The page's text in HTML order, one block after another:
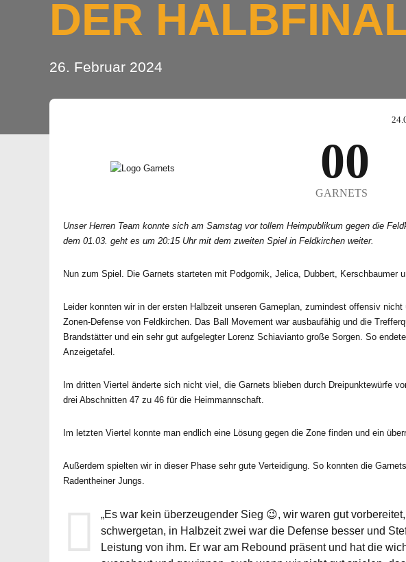
DER
26. Februar 2024
0
1
2
3
4
5
6
7
0
1
2
3
4
5
6
7
GARNETS
Unser Herren Team konnte sich am Samstag vor tollem Heimpublikum gegen die
dem 01.03. geht es um 20:15 Uhr mit dem zweiten Spiel in Feldkirchen weiter.
Nun zum Spiel. Die Garnets starteten mit Podgornik, Jelica, Dubbert,
Leider konnten wir in der ersten Halbzeit unseren Gameplan, zumindest offensiv
Zonen-Defense von Feldkirchen. Das Ball Movement war ausbaufähig und die
Brandstätter und ein sehr gut aufgelegter Lorenz Schiavianto große Sorgen. So
Anzeigetafel.
Im dritten Viertel änderte sich nicht viel, die Garnets blieben durch Dreipunktewürfe
drei Abschnitten 47 zu 46 für die Heimmannschaft.
Im letzten Viertel konnte man endlich eine Lösung gegen die Zone finden und ein
Außerdem spielten wir in dieser Phase sehr gute Verteidigung. So konnten die
Radentheiner Jungs.
„Es war kein überzeugender Sieg 😉, wir waren gut
schwergetan, in Halbzeit zwei war die Defense besser und
Leistung von ihm. Er war am Rebound präsent und hat die